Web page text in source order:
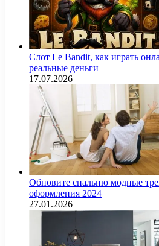
Слот Le Bandit, как играть
реальные деньги
17.07.2026
Обновите спальню модные
оформления 2024
27.01.2026